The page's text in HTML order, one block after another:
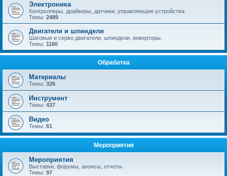
Электроника
Контроллеры, драйверы, датчики, управляющие устройства.
Темы: 2489
Двигатели и шпиндели
Шаговые и серво двигатели, шпиндели, инверторы.
Темы: 1160
Обработка
Материалы
Темы: 326
Инструмент
Темы: 437
Видео
Темы: 61
Мероприятия
Мероприятия
Выставки, форумы, анонсы, отчеты
Темы: 97